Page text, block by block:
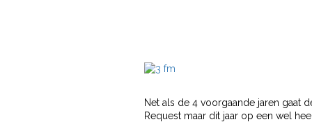
Net als de 4 voorgaande jaren gaat
Request maar dit jaar op een wel